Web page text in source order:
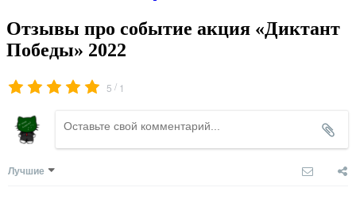
Отзывы про событие акция «Диктант
Победы» 2022
5 / 1
Лучшие